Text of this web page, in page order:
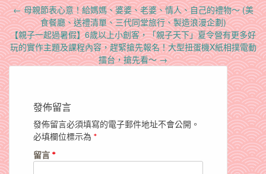
Post
navigation
←母親節表心意！給媽媽、婆婆、老婆、情人、自己的禮物～ (美
食餐廳、送禮清單、三代同堂旅行、製造浪漫企劃)
【親子一起過暑假】6歲以上小創客，「親子天下」夏令營有更多好
玩的實作主題及課程內容，趕緊搶先報名！大型扭蛋機X紙相撲電動
擂台，搶先看～→
發佈留言
發佈留言必須填寫的電子郵件地址不會公開。
必填欄位標示為 *
留言 *